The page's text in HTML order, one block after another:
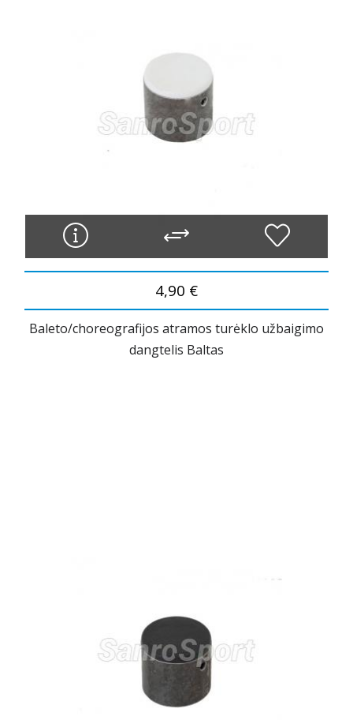
4,90 €
Baleto/choreografijos atramos turėklo užbaigimo
dangtelis Baltas